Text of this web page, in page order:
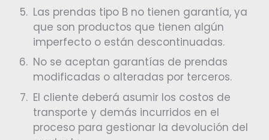
Las prendas tipo B no tienen garantía, ya
que son productos que tienen algún
imperfecto o están descontinuadas.
No se aceptan garantías de prendas
modificadas o alteradas por terceros.
El cliente deberá asumir los costos de
transporte y demás incurridos en el
proceso para gestionar la devolución del